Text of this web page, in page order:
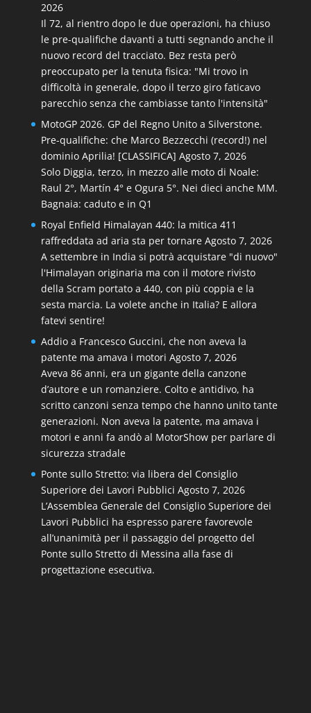
2026
Il 72, al rientro dopo le due operazioni, ha chiuso
le pre-qualifiche davanti a tutti segnando anche il
nuovo record del tracciato. Bez resta però
preoccupato per la tenuta fisica: "Mi trovo in
difficoltà in generale, dopo il terzo giro faticavo
parecchio senza che cambiasse tanto l'intensità"
MotoGP 2026. GP del Regno Unito a Silverstone.
Pre-qualifiche: che Marco Bezzecchi (record!) nel
dominio Aprilia! [CLASSIFICA] Agosto 7, 2026
Solo Diggia, terzo, in mezzo alle moto di Noale:
Raul 2°, Martín 4° e Ogura 5°. Nei dieci anche MM.
Bagnaia: caduto e in Q1
Royal Enfield Himalayan 440: la mitica 411
raffreddata ad aria sta per tornare Agosto 7, 2026
A settembre in India si potrà acquistare "di nuovo"
l'Himalayan originaria ma con il motore rivisto
della Scram portato a 440, con più coppia e la
sesta marcia. La volete anche in Italia? E allora
fatevi sentire!
Addio a Francesco Guccini, che non aveva la
patente ma amava i motori Agosto 7, 2026
Aveva 86 anni, era un gigante della canzone
d’autore e un romanziere. Colto e antidivo, ha
scritto canzoni senza tempo che hanno unito tante
generazioni. Non aveva la patente, ma amava i
motori e anni fa andò al MotorShow per parlare di
sicurezza stradale
Ponte sullo Stretto: via libera del Consiglio
Superiore dei Lavori Pubblici Agosto 7, 2026
L’Assemblea Generale del Consiglio Superiore dei
Lavori Pubblici ha espresso parere favorevole
all’unanimità per il passaggio del progetto del
Ponte sullo Stretto di Messina alla fase di
progettazione esecutiva.